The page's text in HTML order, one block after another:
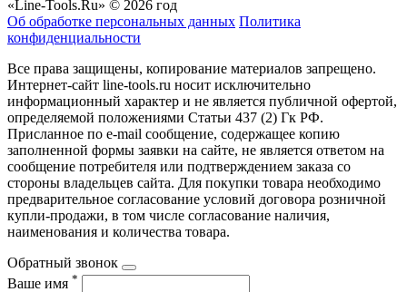
«Line-Tools.Ru» © 2026 год
Об обработке персональных данных Политика
конфиденциальности
Все права защищены, копирование материалов запрещено.
Интернет-сайт line-tools.ru носит исключительно
информационный характер и не является публичной офертой,
определяемой положениями Статьи 437 (2) Гк РФ.
Присланное по e-mail сообщение, содержащее копию
заполненной формы заявки на сайте, не является ответом на
сообщение потребителя или подтверждением заказа со
стороны владельцев сайта. Для покупки товара необходимо
предварительное согласование условий договора розничной
купли-продажи, в том числе согласование наличия,
наименования и количества товара.
Обратный звонок
Ваше имя *